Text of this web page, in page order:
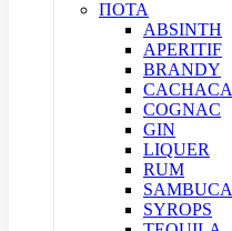
ΠΟΤΑ
ABSINTH
APERITIF
BRANDY
CACHACA
COGNAC
GIN
LIQUER
RUM
SAMBUCA
SYROPS